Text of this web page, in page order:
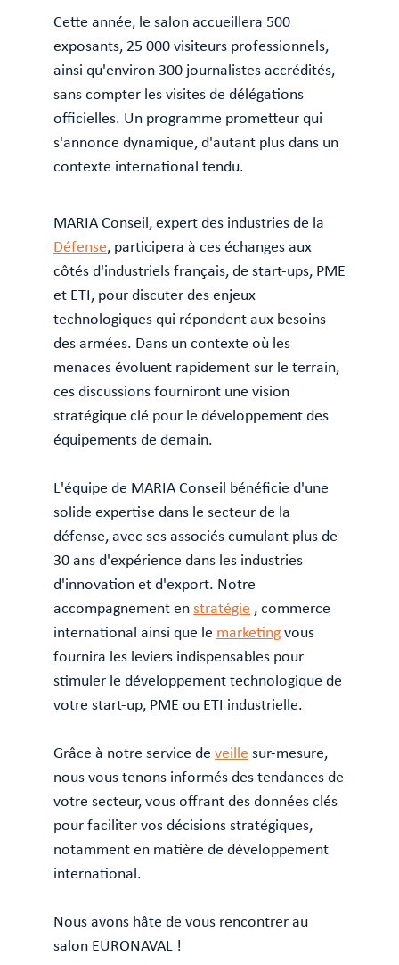
Cette année, le salon accueillera 500
exposants, 25 000 visiteurs professionnels,
ainsi qu'environ 300 journalistes accrédités,
sans compter les visites de délégations
officielles. Un programme prometteur qui
s'annonce dynamique, d'autant plus dans un
contexte international tendu.
MARIA Conseil, expert des industries de la
Défense, participera à ces échanges aux
côtés d'industriels français, de start-ups, PME
et ETI, pour discuter des enjeux
technologiques qui répondent aux besoins
des armées. Dans un contexte où les
menaces évoluent rapidement sur le terrain,
ces discussions fourniront une vision
stratégique clé pour le développement des
équipements de demain.
L'équipe de MARIA Conseil bénéficie d'une
solide expertise dans le secteur de la
défense, avec ses associés cumulant plus de
30 ans d'expérience dans les industries
d'innovation et d'export. Notre
accompagnement enstratégie , commerce
international ainsi que le marketingvous
fournira les leviers indispensables pour
stimuler le développement technologique de
votre start-up, PME ou ETI industrielle.
Grâce à notre service de veille sur-mesure,
nous vous tenons informés des tendances de
votre secteur, vous offrant des données clés
pour faciliter vos décisions stratégiques,
notamment en matière de développement
international.
Nous avons hâte de vous rencontrer au
salon EURONAVAL !